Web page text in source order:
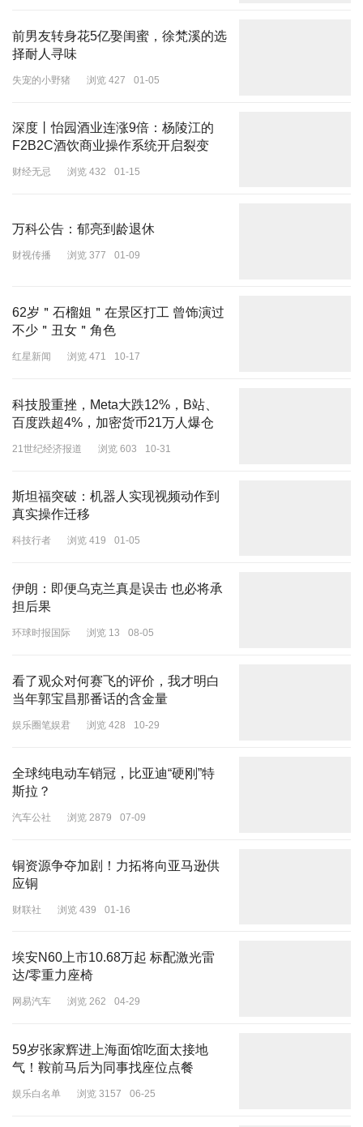
六月蔚来、零跑、极氪跨过2万辆，深蓝、小鹏、哪吒稳居1万辆
在头部阵营排名愈发胶着的同时，蔚来、零跑、极氪也迎头干上，6
其中，蔚来继5月份之后再次稳定在2万辆大关，6月份交付量为
21209辆，同比增长98%，创历史新高。上半年，蔚来共交付新车
87426辆，同比增长60.2%。蔚来创始人、董事长、CEO 李斌曾多
关。
10.7%，创历史新高。6月28日，零跑全新车型C16刚刚上市，零跑
汽车方面表示，C16上市48小时大定达到5208辆。零跑上半年累计
销量为8.7万辆，距离其定下的30万—40万辆销售目标，达成了22%
极氪则在6月份交付了20106辆汽车，同比增长89%，环比增长8%。
极氪汽车方面对《华夏时报》记者表示：“这是极氪品牌首次单月交
付破2万辆，创造了全新的交付里程碑。”
率为38%，在统计的新能源汽车品牌当中，处于目标达成率较高的行
列。其中，极氪001连续三个月交付破万辆，6月21日刚刚完成第20
万辆新车交付。
成员”——小米汽车。其中，哪吒汽车6月全系整车交付10206辆，同
比下降15.9，环比增长0.9%，年度销售目标达成率最低，仅为
18%。
半年累计销售8.4万辆，完成全年45万辆销售目标的19%。不过，深
车。深蓝汽车CEO邓承浩表示，深蓝今年四季度将实现月销3万
6月，小鹏汽车共交付新车10668辆，同比增长24%，环比增长5%；
XNGP城区智驾月度活跃用户渗透率达84%，并将在7月份通过OTA
小鹏G9、小鹏P7，成为首个在埃及和非洲市场推出纯电产品的中国
智能纯电汽车品牌。AI天玑系统将在今年三季度迎来OTA，并正式在
海外上线。
称7月交付量将继续破万。此前，小米汽车已将今年的交付目标上调
至10万辆，冲刺目标12万辆，并从6月份开始工厂实行双班生产。不
过，《华夏时报》记者登录小米汽车小程序查看发现，现在下订小米
虽然智己、岚图仍在1万辆以外徘徊，但是却保持了较高的月度增长
速度。6月，智己汽车销售6015辆，环比增长41%，同比大涨
200%。《华夏时报》记者从智己方面获悉，6月锁单用户中，95后
前男友转身花5亿娶闺蜜，徐梵溪的选
择耐人寻味
失宠的小野猪 浏览 427 01-05
深度丨怡园酒业连涨9倍：杨陵江的
F2B2C酒饮商业操作系统开启裂变
财经无忌 浏览 432 01-15
万科公告：郁亮到龄退休
财视传播 浏览 377 01-09
62岁＂石榴姐＂在景区打工 曾饰演过
不少＂丑女＂角色
红星新闻 浏览 471 10-17
科技股重挫，Meta大跌12%，B站、
百度跌超4%，加密货币21万人爆仓
21世纪经济报道 浏览 603 10-31
斯坦福突破：机器人实现视频动作到
真实操作迁移
科技行者 浏览 419 01-05
伊朗：即便乌克兰真是误击 也必将承
担后果
环球时报国际 浏览 13 08-05
看了观众对何赛飞的评价，我才明白
当年郭宝昌那番话的含金量
娱乐圈笔娱君 浏览 428 10-29
全球纯电动车销冠，比亚迪“硬刚”特
斯拉？
汽车公社 浏览 2879 07-09
铜资源争夺加剧！力拓将向亚马逊供
应铜
财联社 浏览 439 01-16
埃安N60上市10.68万起 标配激光雷
达/零重力座椅
网易汽车 浏览 262 04-29
59岁张家辉进上海面馆吃面太接地
气！鞍前马后为同事找座位点餐
娱乐白名单 浏览 3157 06-25